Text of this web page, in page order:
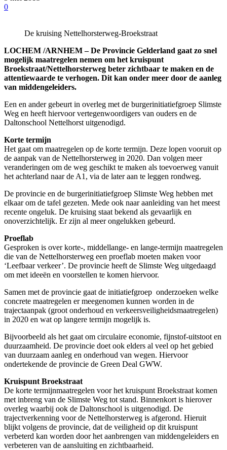
0
De kruising Nettelhorsterweg-Broekstraat
LOCHEM /ARNHEM – De Provincie Gelderland gaat zo snel
mogelijk maatregelen nemen om het kruispunt
Broekstraat/Nettelhorsterweg beter zichtbaar te maken en de
attentiewaarde te verhogen. Dit kan onder meer door de aanleg
van middengeleiders.
Een en ander gebeurt in overleg met de burgerinitiatiefgroep Slimste
Weg en heeft hiervoor vertegenwoordigers van ouders en de
Daltonschool Nettelhorst uitgenodigd.
Korte termijn
Het gaat om maatregelen op de korte termijn. Deze lopen vooruit op
de aanpak van de Nettelhorsterweg in 2020. Dan volgen meer
veranderingen om de weg geschikt te maken als toevoerweg vanuit
het achterland naar de A1, via de later aan te leggen rondweg.
De provincie en de burgerinitiatiefgroep Slimste Weg hebben met
elkaar om de tafel gezeten. Mede ook naar aanleiding van het meest
recente ongeluk. De kruising staat bekend als gevaarlijk en
onoverzichtelijk. Er zijn al meer ongelukken gebeurd.
Proeflab
Gesproken is over korte-, middellange- en lange-termijn maatregelen
die van de Nettelhorsterweg een proeflab moeten maken voor
‘Leefbaar verkeer’. De provincie heeft de Slimste Weg uitgedaagd
om met ideeën en voorstellen te komen hiervoor.
Samen met de provincie gaat de initiatiefgroep onderzoeken welke
concrete maatregelen er meegenomen kunnen worden in de
trajectaanpak (groot onderhoud en verkeersveiligheidsmaatregelen)
in 2020 en wat op langere termijn mogelijk is.
Bijvoorbeeld als het gaat om circulaire economie, fijnstof-uitstoot en
duurzaamheid. De provincie doet ook elders al veel op het gebied
van duurzaam aanleg en onderhoud van wegen. Hiervoor
ondertekende de provincie de Green Deal GWW.
Kruispunt Broekstraat
De korte termijnmaatregelen voor het kruispunt Broekstraat komen
met inbreng van de Slimste Weg tot stand. Binnenkort is hierover
overleg waarbij ook de Daltonschool is uitgenodigd. De
trajectverkenning voor de Nettelhorsterweg is afgerond. Hieruit
blijkt volgens de provincie, dat de veiligheid op dit kruispunt
verbeterd kan worden door het aanbrengen van middengeleiders en
verbeteren van de aansluiting en zichtbaarheid.